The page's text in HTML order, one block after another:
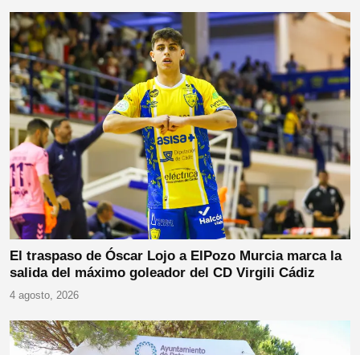
El traspaso de Óscar Lojo a ElPozo Murcia marca la
salida del máximo goleador del CD Virgili Cádiz
4 agosto, 2026